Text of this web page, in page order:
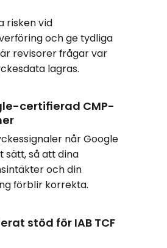
risken vid
och ge tydliga
revisorer frågar var
lagras.
certifierad CMP-
når Google
sätt, så att dina
och din
förblir korrekta.
stöd för IAB TCF